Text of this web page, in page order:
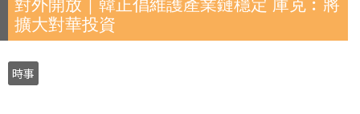
對外開放｜韓正倡維護產業鏈穩定 庫克︰將
擴大對華投資
時事